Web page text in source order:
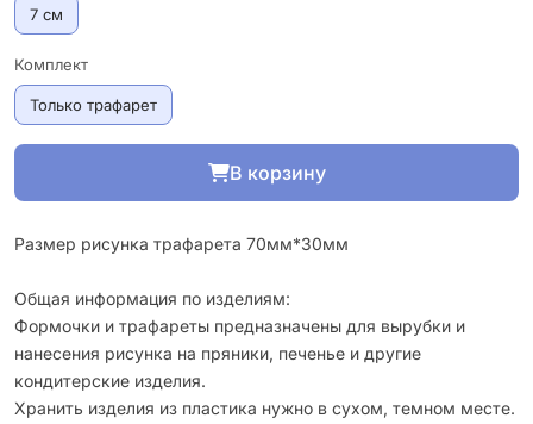
7 см
Комплект
Только трафарет
В корзину
Размер рисунка трафарета 70мм*30мм
Общая информация по изделиям:
Формочки и трафареты предназначены для вырубки и
нанесения рисунка на пряники, печенье и другие
кондитерские изделия.
Хранить изделия из пластика нужно в сухом, темном месте.